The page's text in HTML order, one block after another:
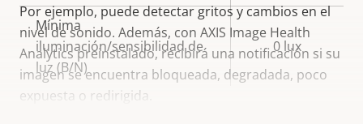
Por ejemplo, puede detectar gritos y cambios en el
nivel de sonido. Además, con AXIS Image Health
Analytics preinstalado, recibirá una notificación si su
imagen se encuentra bloqueada, degradada, poco
expuesta o redirigida.
Mínima
iluminación/sensibilidad de
luz (B/N)
0 lux